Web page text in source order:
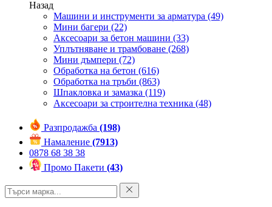
Назад
Машини и инструменти за арматура (49)
Мини багери (22)
Аксесоари за бетон машини (33)
Уплътняване и трамбоване (268)
Мини дъмпери (72)
Обработка на бетон (616)
Обработка на тръби (863)
Шпакловка и замазка (119)
Аксесоари за строителна техника (48)
Разпродажба (198)
Намаление (7913)
0878 68 38 38
Промо Пакети (43)